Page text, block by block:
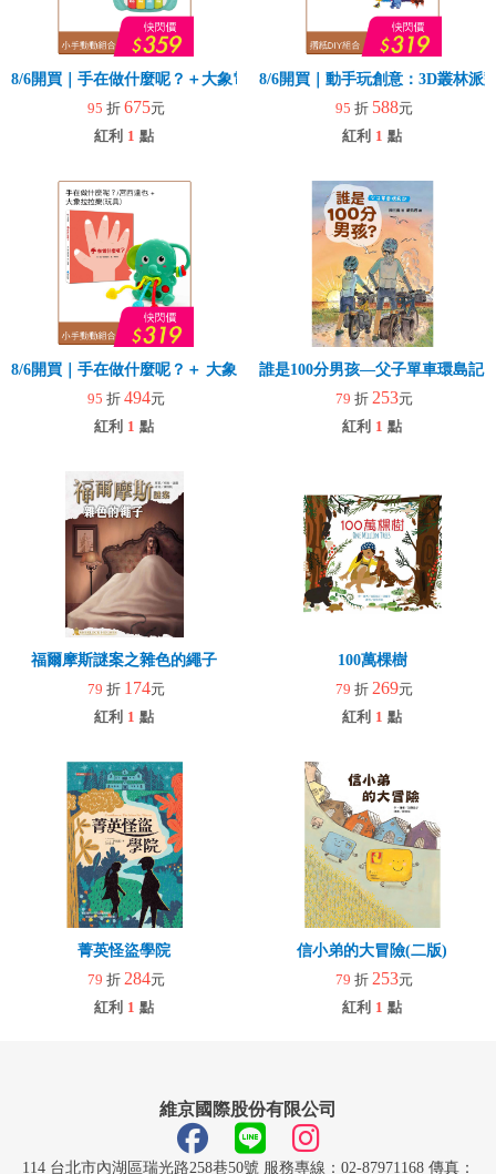
8/6開買｜手在做什麼呢？＋大象電子琴
95 折 675元
紅利 1 點
8/6開買｜動手玩創意：3D叢林派
95 折 588元
紅利 1 點
8/6開買｜手在做什麼呢？＋ 大象拉拉樂(玩具)
95 折 494元
紅利 1 點
誰是100分男孩—父子單車環島記
79 折 253元
紅利 1 點
福爾摩斯謎案之雜色的繩子
79 折 174元
紅利 1 點
100萬棵樹
79 折 269元
紅利 1 點
菁英怪盜學院
79 折 284元
紅利 1 點
信小弟的大冒險(二版)
79 折 253元
紅利 1 點
維京國際股份有限公司
114 台北市內湖區瑞光路258巷50號 服務專線：02-87971168 傳真：